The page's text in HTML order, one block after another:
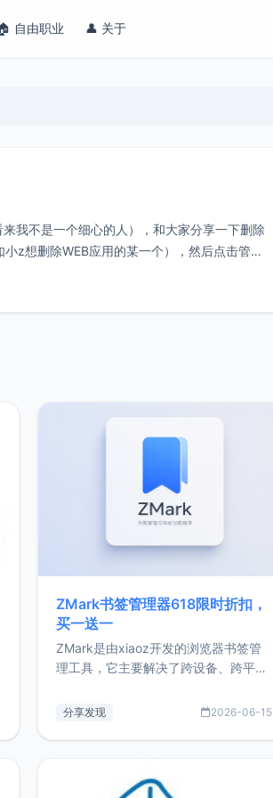
自由职业 👤 关于
我不是一个细心的人），和大家分享一下删除
z想删除WEB应用的某一个），然后点击管理
ZMark书签管理器618限时折扣，
买一送一
ZMark是由xiaoz开发的浏览器书签管
理工具，它主要解决了跨设备、跨平
做到一处部署、随处访问。同时，它还
量级： 使用Bun + Hono.js
分享发现 2026-06-15